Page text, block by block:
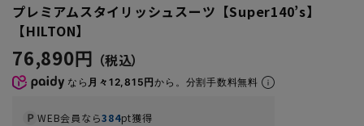
プレミアムスタイリッシュスーツ【Super140’s】
【HILTON】
76,890円
なら 月々12,815円から。分割手数料無料
WEB会員なら384pt獲得